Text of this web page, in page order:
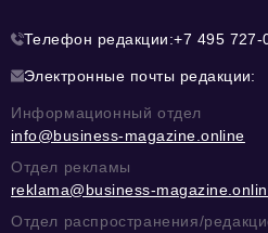
Телефон редакции:+7 495 727-
Электронные почты редакции:
Информационный отдел
info@business-magazine.online
Отдел рекламы
reklama@business-
Отдел распространения/